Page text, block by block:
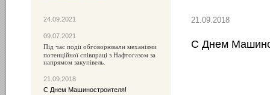
24.09.2021
09.07.2021
Під час події обговорювали механізми
потенційної співпраці з Нафтогазом за
напрямом закупівель.
21.09.2018
С Днем Машиностроителя!
21.09.2018
С Днем